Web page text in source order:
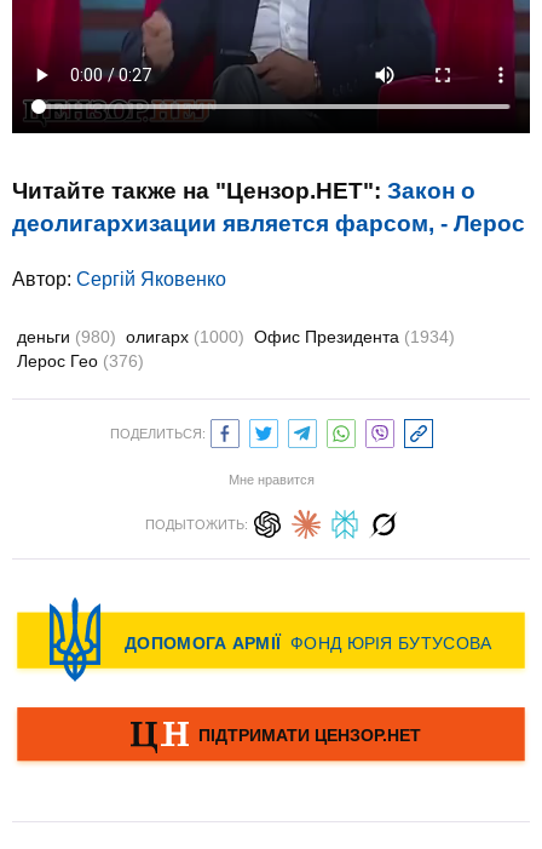
Читайте также на "Цензор.НЕТ": Закон о
деолигархизации является фарсом, - Лерос
Автор: Сергій Яковенко
деньги (980) олигарх (1000) Офис Президента (1934)
Лерос Гео (376)
ПОДЕЛИТЬСЯ:
Мне нравится
ПОДЫТОЖИТЬ: